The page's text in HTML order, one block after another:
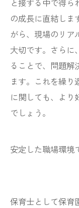
と接する中で得
の成長に直結しま
がら、現場のリア
大切です。さらに
ることで、問題解
ます。これを繰
に関しても、より
でしょう。
安定した職場環境
保育士として保育